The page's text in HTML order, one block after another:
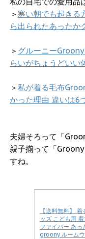
＞ 寒い朝でも起き
ら出られたあったか
＞ グルーニー
らいがちょうどいい
＞ 私が着る毛布
かった理由 違いは6
夫婦そろって「
親子揃って「
すね。
【送料無料】
ッズ こども用
ファイバー あっ
groony ルーム